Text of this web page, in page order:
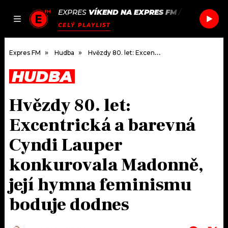
JAK
SEZNAM.CZ
EXPRES VÍKEND NA EXPRES FM/ EDITORS
CELÝ PLAYLIST
DOMŮ
ČLÁNKY
HUDBA
ROZHOVORY
#NEBUDUDOMA
PODCASTY
JAK NALADIT
RÁDIO
APLIKACE
SOUTĚŽE
Expres FM Hudba Hvězdy 80. let: Excentrická a barevná Cyndi Lauper konkurovala Madonně, její hymna feminismu boduje dodnes
HUDBA
Hvězdy 80. let:
Excentrická a barevná
Cyndi Lauper
konkurovala Madonně,
její hymna feminismu
boduje dodnes